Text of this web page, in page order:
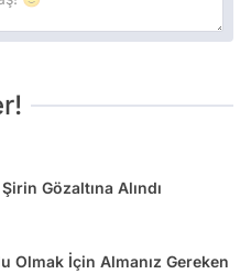
Gözaltına Alındı
Olmak İçin Almanız Gereken